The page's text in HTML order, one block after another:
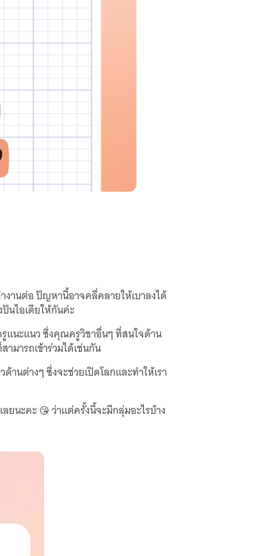
งานต่อ ปัญหานี้อาจคลี่คลายให้เบาลงได้
นไอเดียให้กันค่ะ
แนะแนว ซึ่งคุณครูวิชาอื่นๆ ที่สนใจด้าน
มารถเข้าร่วมได้เช่นกัน
นต่างๆ ซึ่งจะช่วยเปิดโลกและทำให้เรา
ยนะคะ 😘 ว่าแต่ครั้งนี้จะมีกลุ่มอะไรบ้าง